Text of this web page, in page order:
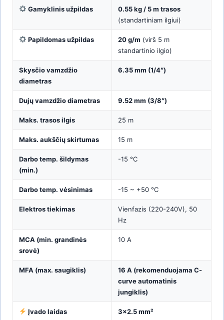
Gamyklinis užpildas
0.55 kg / 5 m trasos
(standartiniam ilgiui)
Papildomas užpildas 20 g/m (virš 5 m
standartinio ilgio)
Skysčio vamzdžio
diametras
6.35 mm (1/4″)
Dujų vamzdžio diametras 9.52 mm (3/8″)
Maks. trasos ilgis 25 m
Maks. aukščių skirtumas 15 m
Darbo temp. šildymas
(min.)
-15 °C
Darbo temp. vėsinimas -15 ~ +50 °C
Elektros tiekimas
Vienfazis (220-240V), 50
Hz
MCA (min. grandinės
srovė)
10 A
MFA (max. saugiklis)
16 A (rekomenduojama C-
curve automatinis
jungiklis)
Įvado laidas 3×2.5 mm²